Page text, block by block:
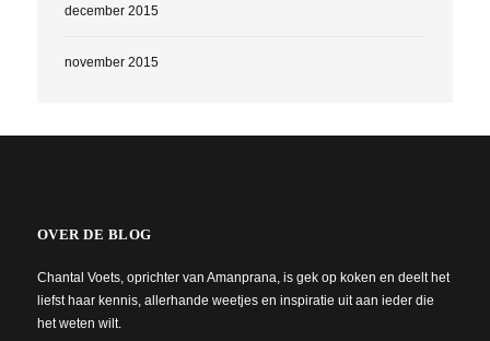
december 2015
november 2015
OVER DE BLOG
Chantal Voets, oprichter van Amanprana, is gek op koken en deelt het
liefst haar kennis, allerhande weetjes en inspiratie uit aan ieder die
het weten wilt.